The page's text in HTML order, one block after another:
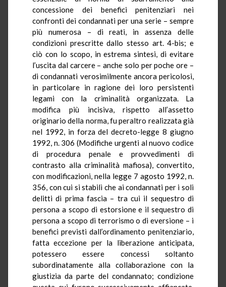
concessione dei benefici penitenziari nei
confronti dei condannati per una serie – sempre
più numerosa – di reati, in assenza delle
condizioni prescritte dallo stesso art. 4-bis; e
ciò con lo scopo, in estrema sintesi, di evitare
l’uscita dal carcere – anche solo per poche ore –
di condannati verosimilmente ancora pericolosi,
in particolare in ragione dei loro persistenti
legami con la criminalità organizzata. La
modifica più incisiva, rispetto all’assetto
originario della norma, fu peraltro realizzata già
nel 1992, in forza del decreto-legge 8 giugno
1992, n. 306 (Modifiche urgenti al nuovo codice
di procedura penale e provvedimenti di
contrasto alla criminalità mafiosa), convertito,
con modificazioni, nella legge 7 agosto 1992, n.
356, con cui si stabilì che ai condannati per i soli
delitti di prima fascia – tra cui il sequestro di
persona a scopo di estorsione e il sequestro di
persona a scopo di terrorismo o di eversione – i
benefici previsti dall’ordinamento penitenziario,
fatta eccezione per la liberazione anticipata,
potessero essere concessi soltanto
subordinatamente alla collaborazione con la
giustizia da parte del condannato; condizione